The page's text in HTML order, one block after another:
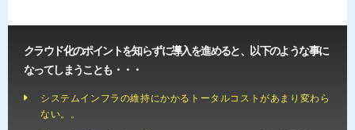
クラウド化のポイントを知らずに導入を進めると、以下のような事に
なってしまうことも・・・
システムインフラの維持にかかるトータルコストがあまり変わら
ない。。